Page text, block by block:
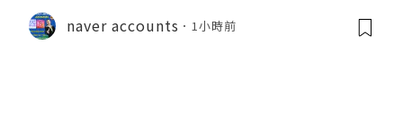
naver accounts 1小時前